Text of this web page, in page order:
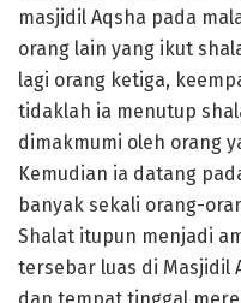
masjidil Aqsha pada
orang lain yang ikut
lagi orang ketiga,
tidaklah ia menutup
dimakmumi oleh orang
Kemudian ia datang
banyak sekali orang-
Shalat itupun menjadi
tersebar luas di Masjidil